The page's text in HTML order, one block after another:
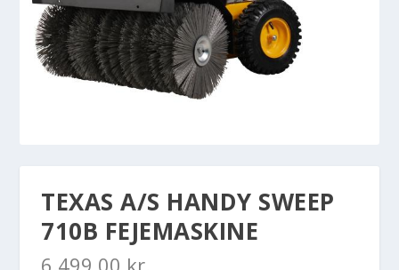
TEXAS A/S HANDY SWEEP
710B FEJEMASKINE